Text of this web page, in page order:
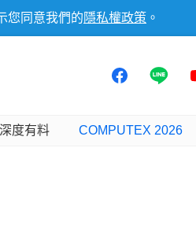
您同意我們的 隱私權政策 。
深度有料 COMPUTEX 2026